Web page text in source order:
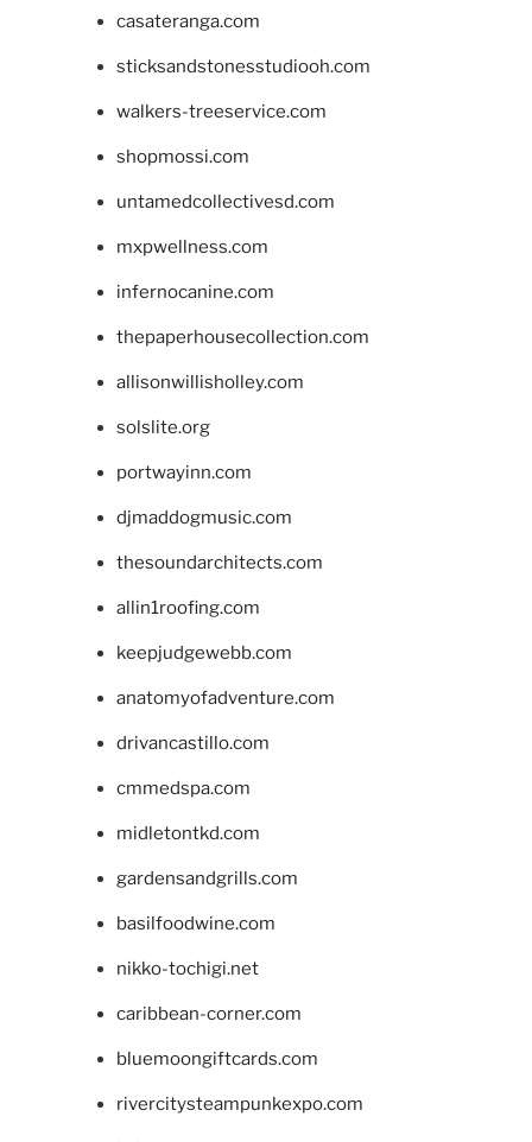
casateranga.com
sticksandstonesstudiooh.com
walkers-treeservice.com
shopmossi.com
untamedcollectivesd.com
mxpwellness.com
infernocanine.com
thepaperhousecollection.com
allisonwillisholley.com
solslite.org
portwayinn.com
djmaddogmusic.com
thesoundarchitects.com
allin1roofing.com
keepjudgewebb.com
anatomyofadventure.com
drivancastillo.com
cmmedspa.com
midletontkd.com
gardensandgrills.com
basilfoodwine.com
nikko-tochigi.net
caribbean-corner.com
bluemoongiftcards.com
rivercitysteampunkexpo.com